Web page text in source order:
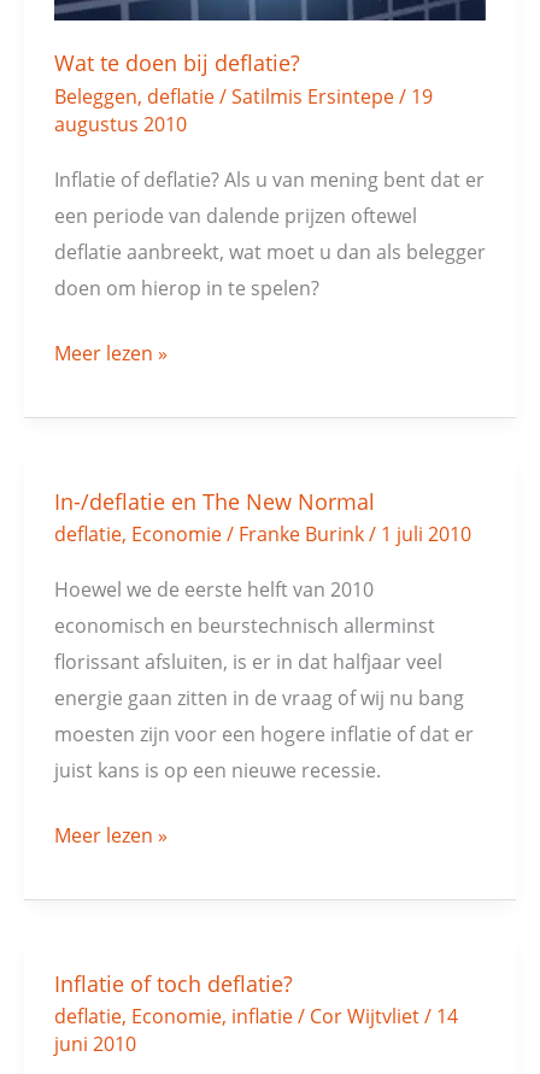
Wat te doen bij deflatie?
Beleggen, deflatie/Satilmis Ersintepe/ 19
augustus 2010
Inflatie of deflatie? Als u van mening bent dat er
een periode van dalende prijzen oftewel
deflatie aanbreekt, wat moet u dan als belegger
doen om hierop in te spelen?
Meer lezen »
In-/deflatie en The New Normal
deflatie, Economie/ Franke Burink/ 1 juli 2010
Hoewel we de eerste helft van 2010
economisch en beurstechnisch allerminst
florissant afsluiten, is er in dat halfjaar veel
energie gaan zitten in de vraag of wij nu bang
moesten zijn voor een hogere inflatie of dat er
juist kans is op een nieuwe recessie.
In-/deflatie
en
The
Normal
Meer lezen »
Inflatie of toch deflatie?
deflatie, Economie, inflatie/ Cor Wijtvliet/ 14
juni 2010
Inflatie
of
toch